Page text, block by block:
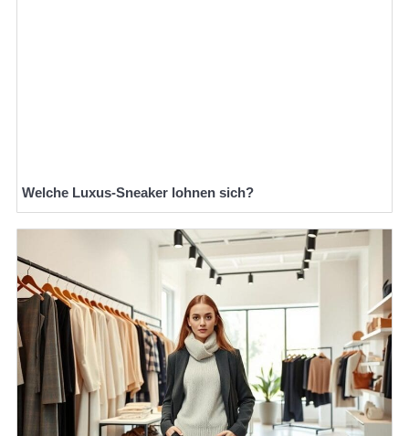
Welche Luxus-Sneaker lohnen sich?